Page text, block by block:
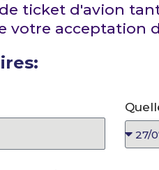
ticket d'avion
votre acceptation